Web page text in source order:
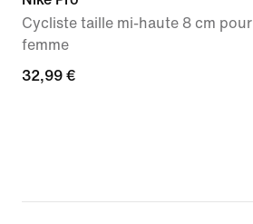
Cycliste taille mi-haute 8 cm pour
femme
32,99 €
32,99 €